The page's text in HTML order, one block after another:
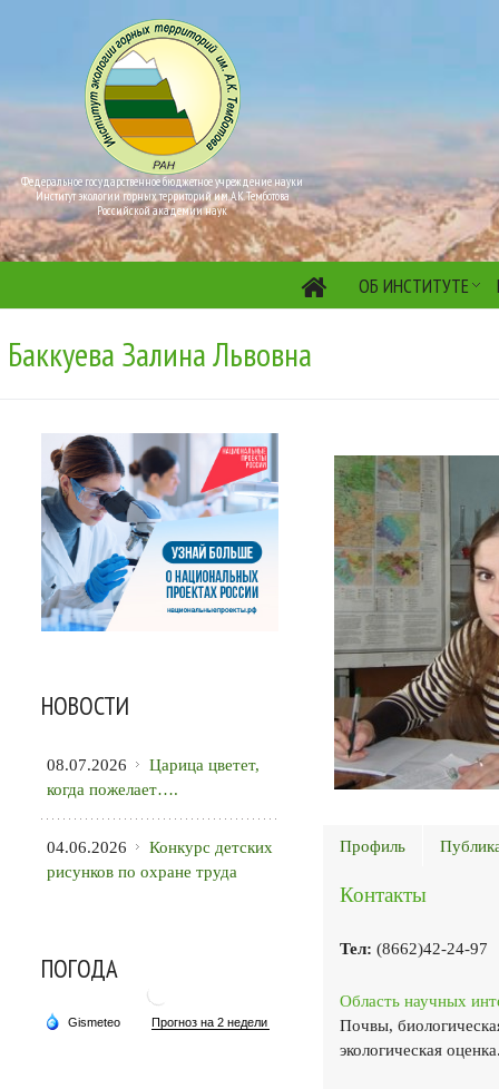
Федеральное государственное бюджетное учреждение науки
Институт экологии горных территорий им. А.К. Темботова
Российской академии наук
ОБ ИНСТИТУТЕ
Баккуева Залина Львовна
НОВОСТИ
08.07.2026
Царица цветет,
когда пожелает….
04.06.2026
Конкурс детских
рисунков по охране труда
ПОГОДА
Профиль
Контакты
Тел: (8662)42-24-97
Область научных
Почвы,
экологическая